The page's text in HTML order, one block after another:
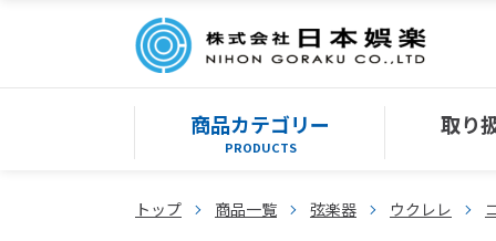
商品カテゴリー
PRODUCTS
取り
トップ 商品一覧 弦楽器 ウクレレ